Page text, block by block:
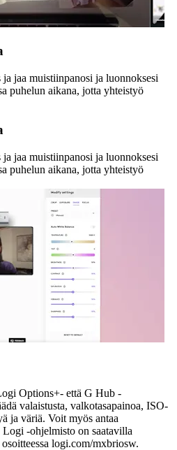
jaa muistiinpanosi ja luonnoksesi
puhelun aikana, jotta yhteistyö
jaa muistiinpanosi ja luonnoksesi
puhelun aikana, jotta yhteistyö
Options+- että G Hub -
valaistusta, valkotasapainoa, ISO-
ja väriä. Voit myös antaa
-ohjelmisto on saatavilla
logi.com/mxbriosw.